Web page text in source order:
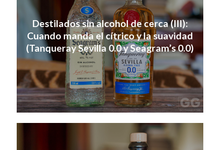
Destilados sin alcohol de cerca (III):
Cuando manda el cítrico y la suavidad
(Tanqueray Sevilla 0.0 y Seagram’s 0.0)